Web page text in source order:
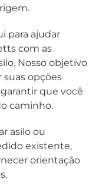
para ajudar
com as
Nosso objetivo
suas opções
que você
caminho.
asilo ou
existente,
orientação